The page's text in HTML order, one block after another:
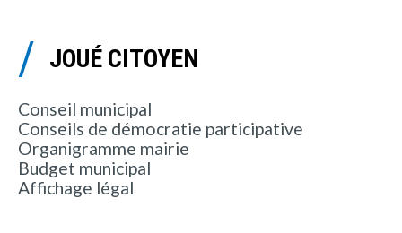
JOUÉ CITOYEN
Conseil municipal
Conseils de démocratie participative
Organigramme mairie
Budget municipal
Affichage légal